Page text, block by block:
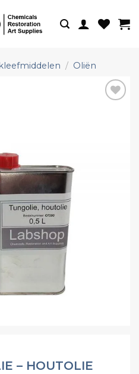
/ Oliën
– HOUTOLIE